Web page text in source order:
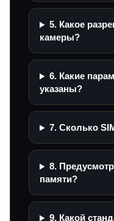
5. Какое
камеры?
6. Какие
указаны?
7. Сколько
8.
памяти?
9. Какой